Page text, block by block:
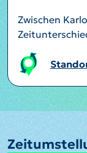
Zwischen